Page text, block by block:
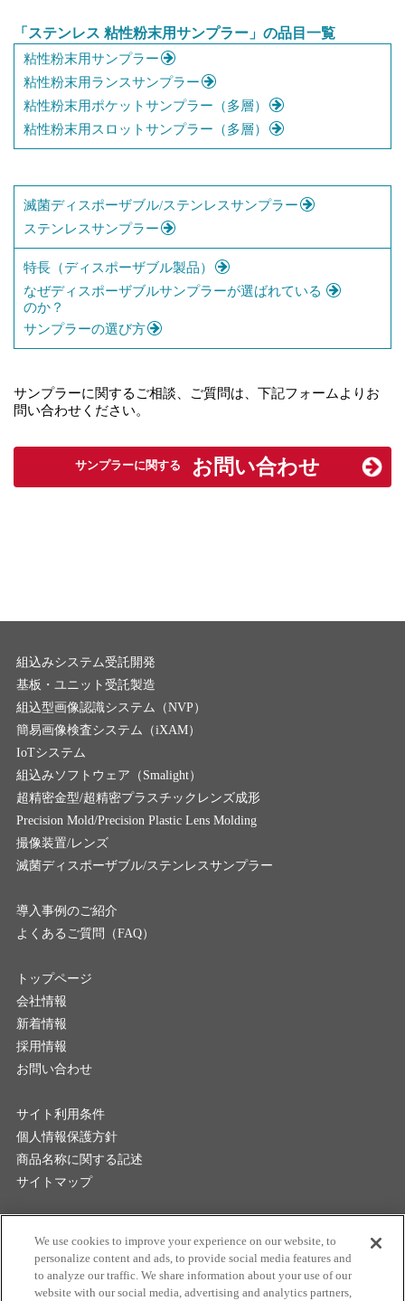
「ステンレス 粘性粉末用サンプラー」の品目一覧
粘性粉末用サンプラー
粘性粉末用ランスサンプラー
粘性粉末用ポケットサンプラー（多層）
粘性粉末用スロットサンプラー（多層）
滅菌ディスポーザブル/ステンレスサンプラー
ステンレスサンプラー
特長（ディスポーザブル製品）
なぜディスポーザブルサンプラーが選ばれている
のか？
サンプラーの選び方
サンプラーに関するご相談、ご質問は、下記フォームよりお
問い合わせください。
サンプラーに関する お問い合わせ
トップページ
会社情報
新着情報
採用情報
お問い合わせ
サイト利用条件
個人情報保護方針
商品名称に関する記述
サイトマップ
組込みシステム受託開発
基板・ユニット受託製造
組込型画像認識システム（NVP）
簡易画像検査システム（iXAM）
IoTシステム
組込みソフトウェア（Smalight）
超精密金型/超精密プラスチックレンズ成形
Precision Mold/Precision Plastic Lens Molding
撮像装置/レンズ
滅菌ディスポーザブル/ステンレスサンプラー
導入事例のご紹介
よくあるご質問（FAQ）
We use cookies to improve your experience on our website, to
personalize content and ads, to provide social media features and
to analyze our traffic. We share information about your use of our
website with our social media, advertising and analytics partners,